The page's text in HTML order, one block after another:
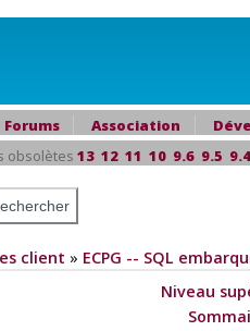
Forums Association
obsolètes 13 12 11 10 9.6 9.5 9.4
client » ECPG -- SQL
Niveau